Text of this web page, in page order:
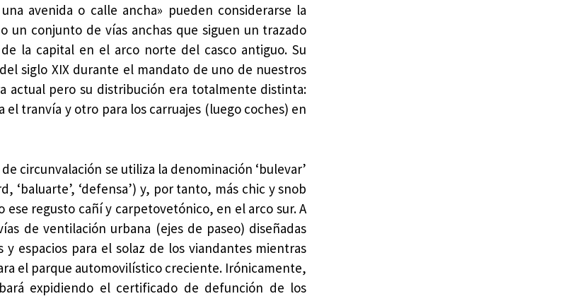
avenida o calle ancha» pueden considerarse la
un conjunto de vías anchas que siguen un trazado
la capital en el arco norte del casco antiguo. Su
siglo XIX durante el mandato de uno de nuestros
actual pero su distribución era totalmente distinta:
tranvía y otro para los carruajes (luego coches) en
circunvalación se utiliza la denominación ‘bulevar’
‘defensa’) y, por tanto, más chic y snob
ese regusto cañí y carpetovetónico, en el arco sur. A
de ventilación urbana (ejes de paseo) diseñadas
espacios para el solaz de los viandantes mientras
el parque automovilístico creciente. Irónicamente,
expidiendo el certificado de defunción de los